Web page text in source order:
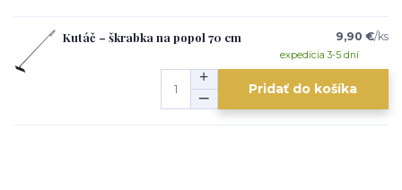
Kutáč – škrabka na popol 70 cm 9,90 €/ks
expedícia 3-5 dní
Pridať do košíka